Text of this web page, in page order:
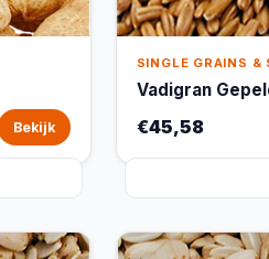
Bekijk
SINGLE GRAINS &
Vadigran
€45,58